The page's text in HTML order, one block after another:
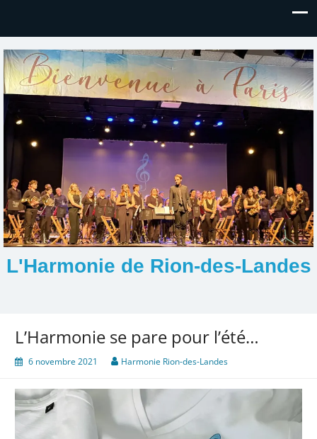
L'Harmonie de Rion-des-Landes
L’Harmonie se pare pour l’été…
6 novembre 2021 Harmonie Rion-des-Landes